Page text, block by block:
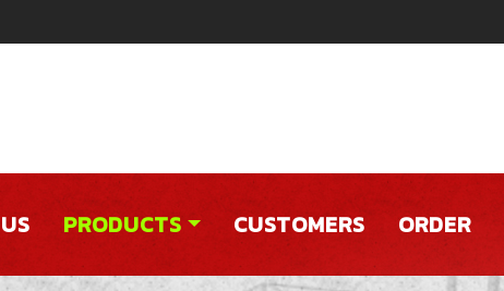
PRODUCTS CUSTOMERS ORDER